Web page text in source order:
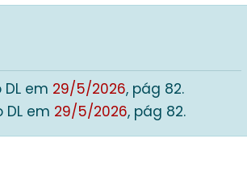
em 29/5/2026, pág 82.
em 29/5/2026, pág 82.